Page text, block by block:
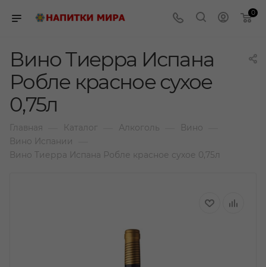
0
Вино Тиерра Испана
Робле красное сухое
0,75л
Главная Каталог Алкоголь Вино
Вино Испании
Вино Тиерра Испана Робле красное сухое 0,75л